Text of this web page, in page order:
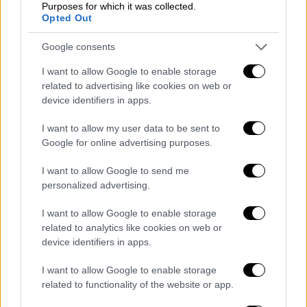
Purposes for which it was collected.
Opted Out
Google consents
I want to allow Google to enable storage
related to advertising like cookies on web or
device identifiers in apps.
I want to allow my user data to be sent to
Google for online advertising purposes.
I want to allow Google to send me
personalized advertising.
I want to allow Google to enable storage
related to analytics like cookies on web or
device identifiers in apps.
I want to allow Google to enable storage
related to functionality of the website or app.
Οι άνδρες μεταφέρθηκαν στο Κέντρο Υγείας
με τους δύο να διακομίζονται στην Τρίπολη
λόγω των εγκαυμάτων που έφεραν στα χέρια
και το στήθος.
«Πήγα να το πετάξω και έσκασε
κατευθείαν»
Νεαρός που τραυματίστηκε απόδυναμιτάκι
μίλησε στην ΕΡΤ
και εξήγησε πόσο εύκολο
είναι να χτυπήσει κάποιο παιδί από αυτές
τις μικρές αλλά επικίνδυνες εκρήξεις:
«Όπως πήγα να το πετάξω σκάει
κατευθείαν… Πάω να το πιάσω το παίρνω το
ανάβω και με το που πάω να το πετάξω
πατέρας του νεαρού νιώθει τυχερός που δεν
σοβαρότερο
στον γιο του,